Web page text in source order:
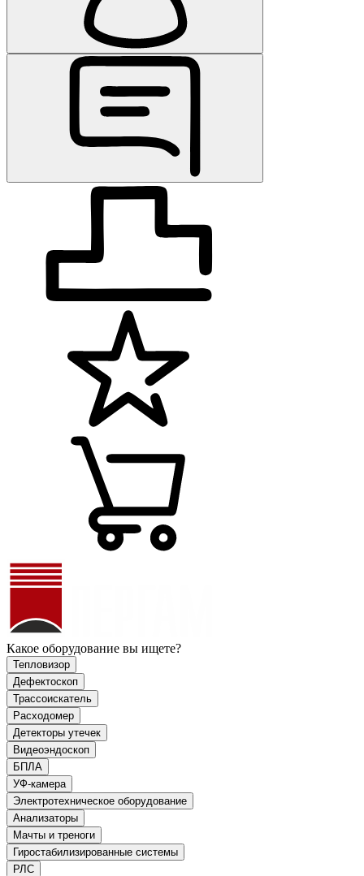
Какое оборудование вы ищете?
Тепловизор
Дефектоскоп
Трассоискатель
Расходомер
Детекторы утечек
Видеоэндоскоп
БПЛА
УФ-камера
Электротехническое оборудование
Анализаторы
Мачты и треноги
Гиростабилизированные системы
РЛС